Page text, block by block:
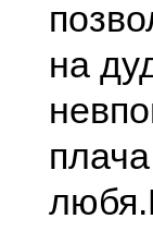
на
любя.